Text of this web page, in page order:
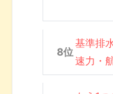
基準排
速力・